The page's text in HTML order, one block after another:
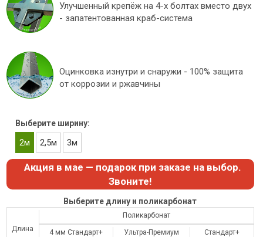
Улучшенный крепёж на 4-х болтах вместо двух
- запатентованная краб-система
Оцинковка изнутри и снаружи - 100% защита
от коррозии и ржавчины
Выберите ширину:
2м 2,5м 3м
Акция в мае — подарок при заказе на выбор.
Звоните!
Выберите длину и поликарбонат
Длина
Поликарбонат
4 мм Стандарт+
Ультра-Премиум
Стандарт+